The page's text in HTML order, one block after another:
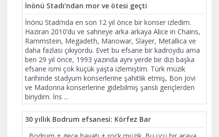
İnönü Stadı’ndan mor ve ötesi geçti
İnönü Stadı’nda en son 12 yıl önce bir konser izledim.
Haziran 2010’du ve sahneye arka arkaya Alice in Chains,
Rammstein, Megadeth, Manowar, Slayer, Metallica ve
daha fazlası çıkıyordu. Evet bu efsane bir kadroydu ama
ben 29 yıl önce, 1993 yazında aynı yerde bir dizi başka
efsane ismi çok küçük yaşta izlemiştim. Türk müzik
tarihinde stadyum konserlerine şahitlik etmiş, Bon Jovi
ve Madonna konserlerine gidebilmiş şanslı gençlerden
biriydim. İns ...
30 yıllık Bodrum efsanesi: Körfez Bar